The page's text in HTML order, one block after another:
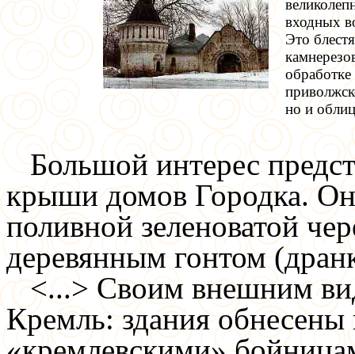
входных
Это
но и
Большой интерес
крыши домов Городка.
поливной зеленоватой
деревянным гонтом
<...> Своим внешним
Кремль: здания обнесены